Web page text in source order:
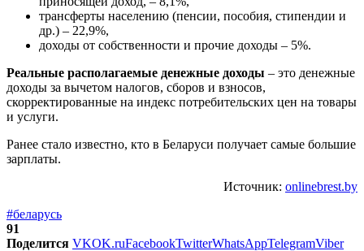
трансферты населению (пенсии, пособия, стипендии и
др.) – 22,9%,
доходы от собственности и прочие доходы – 5%.
Реальные располагаемые денежные доходы – это денежные
доходы за вычетом налогов, сборов и взносов,
скорректированные на индекс потребительских цен на товары
и услуги.
Ранее стало известно, кто в Беларуси получает самые большие
зарплаты.
Источник: onlinebrest.by
#беларусь
91
Поделится VKOK.ruFacebookTwitterWhatsAppTelegramViber